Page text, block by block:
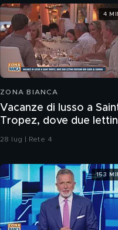
ZONA BIANCA
Vacanze di lusso a
Tropez, dove due
costano 800 euro al
28 lug | Rete 4
4
153